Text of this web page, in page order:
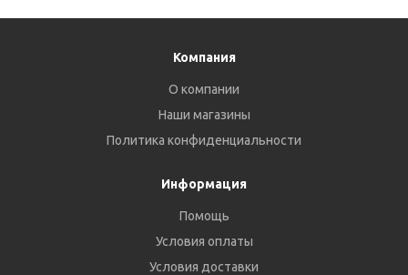
Компания
О компании
Наши магазины
Политика конфиденциальности
Информация
Помощь
Условия оплаты
Условия доставки